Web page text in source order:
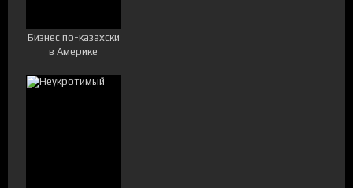
Бизнес по-казахски
в Америке